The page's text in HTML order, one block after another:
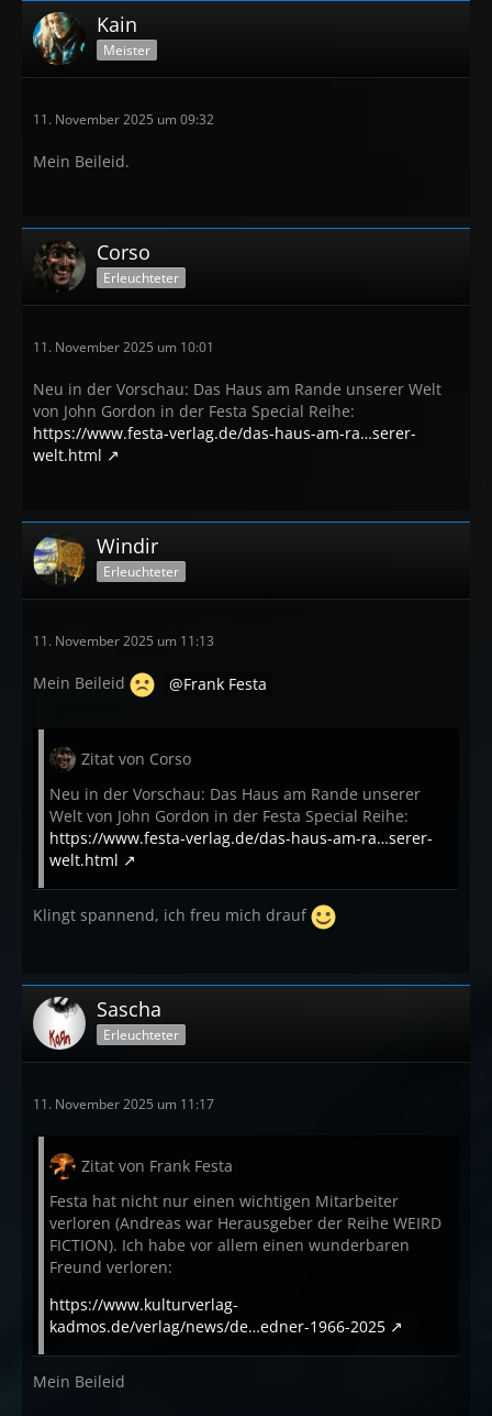
Kain
Meister
11. November 2025 um 09:32
Mein Beileid.
Corso
Erleuchteter
11. November 2025 um 10:01
Neu in der Vorschau: Das Haus am Rande unserer Welt
von John Gordon in der Festa Special Reihe:
https://www.festa-verlag.de/das-haus-am-ra…serer-
welt.html
Windir
Erleuchteter
11. November 2025 um 11:13
Mein Beileid Frank Festa
Zitat von Corso
Neu in der Vorschau: Das Haus am Rande unserer
Welt von John Gordon in der Festa Special Reihe:
https://www.festa-verlag.de/das-haus-am-ra…serer-
welt.html
Klingt spannend, ich freu mich drauf
Sascha
Erleuchteter
11. November 2025 um 11:17
Zitat von Frank Festa
Festa hat nicht nur einen wichtigen Mitarbeiter
verloren (Andreas war Herausgeber der Reihe WEIRD
FICTION). Ich habe vor allem einen wunderbaren
Freund verloren:
https://www.kulturverlag-
kadmos.de/verlag/news/de…edner-1966-2025
Mein Beileid